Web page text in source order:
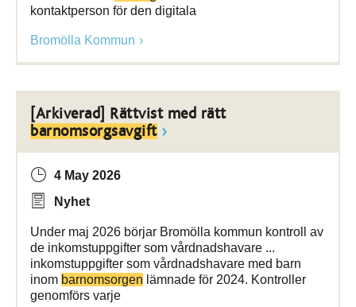
kontaktperson för den digitala
Bromölla Kommun
[Arkiverad] Rättvist med rätt
barnomsorgsavgift
4 May 2026
Nyhet
Under maj 2026 börjar Bromölla kommun kontroll av
de inkomstuppgifter som vårdnadshavare ...
inkomstuppgifter som vårdnadshavare med barn
inom barnomsorgen lämnade för 2024. Kontroller
genomförs varje